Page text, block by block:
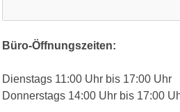
Büro-Öffnungszeiten:
Dienstags 11:00 Uhr bis 17:00 Uhr
Donnerstags 14:00 Uhr bis 17:00